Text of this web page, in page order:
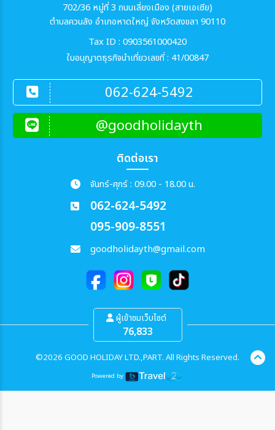
702/36 หมู่ที่ 3 ถนนเลี่ยงเมือง (สายเอเซีย)
ตำบลควนลัง อำเภอหาดใหญ่ จังหวัดสงขลา 90110
Tax ID : 0903561000420
ใบอนุญาตธุรกิจนำเที่ยวเลขที่ : 41/00847
062-624-5492
@goodholidayth
ติดต่อเรา
จันทร์-ศุกร์ : 09.00 - 18.00 น.
062-624-5492
095-909-8551
goodholidayth@gmail.com
ผู้เข้าชมเว็บไซต์
76,833
©2026 GOOD HOLIDAY LTD.,PART. All Rights Reserved.
Powered by